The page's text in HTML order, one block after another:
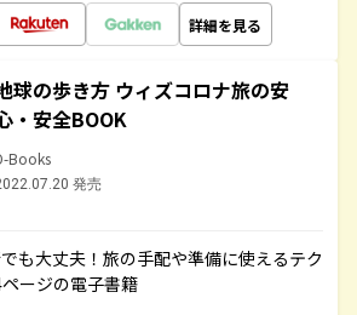
詳細を見る
球の歩き方 ウィズコロナ旅の安
・安全BOOK
Books
発売
も大丈夫！旅の手配や準備に使えるテク
ージの電子書籍